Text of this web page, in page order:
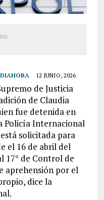
12 JUNIO, 2026
de Justicia
de Claudia
fue detenida en
Policía Internacional
solicitada para
el 16 de abril del
17° de Control de
aprehensión por el
dice la